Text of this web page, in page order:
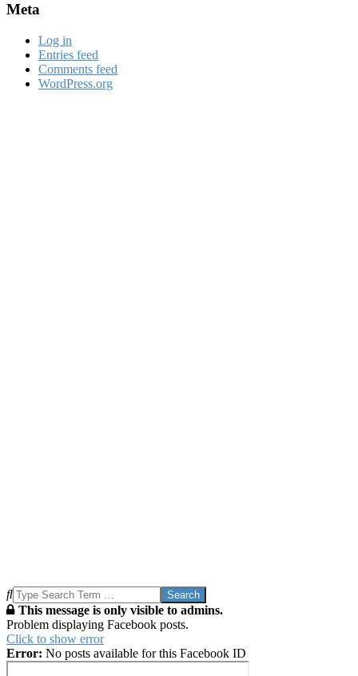
Meta
Log in
Entries feed
Comments feed
WordPress.org
Search
This message is only visible to admins.
Problem displaying Facebook posts.
Click to show error
Error: No posts available for this Facebook ID